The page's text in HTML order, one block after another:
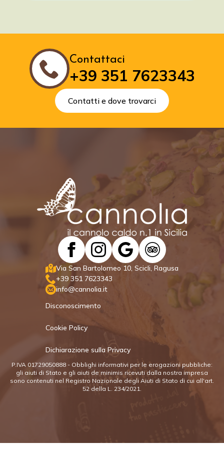
Contattaci
+39 351 7623343
Contatti e dove trovarci
Via San Bartolomeo 10, Scicli, Ragusa
+39 351 7623343
info@cannolia.it
Disconoscimento
Cookie Policy
Dichiarazione sulla Privacy
P.IVA 01729050888 - Obblighi informativi per le erogazioni pubbliche:
gli aiuti di Stato e gli aiuti de minimis ricevuti dalla nostra impresa
sono contenuti nel Registro Nazionale degli Aiuti di Stato di cui all'art.
52 della L. 234/2021.